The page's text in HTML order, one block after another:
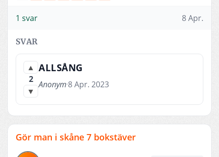
1 svar 8 Apr.
SVAR
▲
2
▼
ALLSÅNG
Anonym 8 Apr. 2023
Gör man i skåne 7 bokstäver